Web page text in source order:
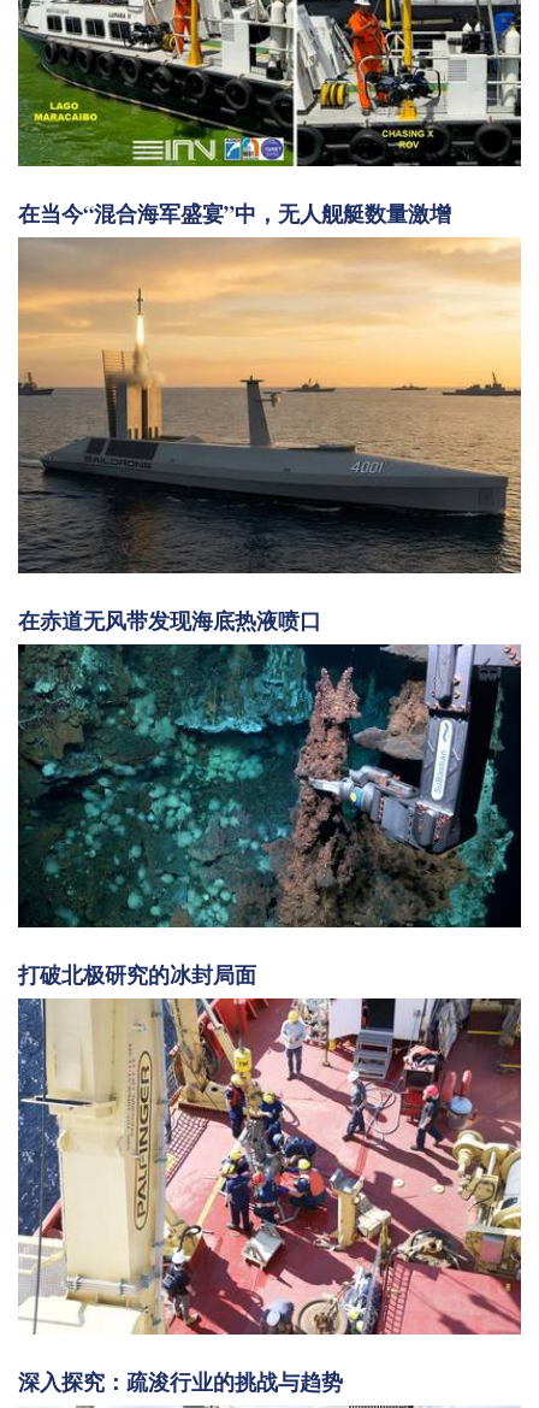
在当今“混合海军盛宴”中，无人舰艇数量激增
在赤道无风带发现海底热液喷口
打破北极研究的冰封局面
深入探究：疏浚行业的挑战与趋势